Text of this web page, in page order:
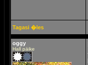
Tagasi �les
oggy
Hall päike